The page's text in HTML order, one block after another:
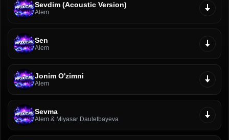
Sevdim (Acoustic Version)
Alem
Sen
Alem
Jonim O'zimni
Alem
Sevma
Alem & Miyasar Dauletbayeva